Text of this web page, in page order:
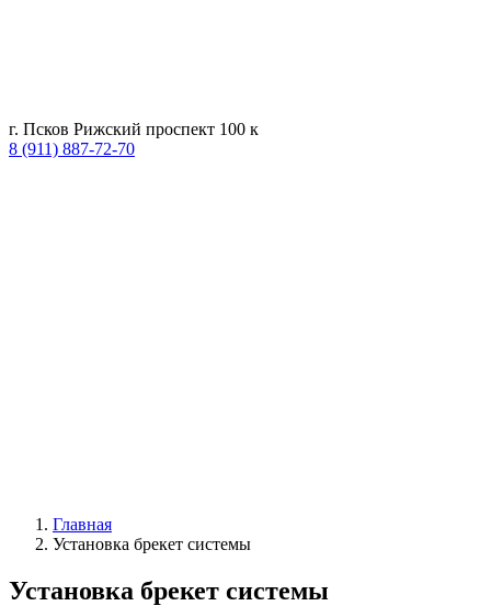
г. Псков Рижский проспект 100 к
8 (911) 887-72-70
Главная
Установка брекет системы
Установка брекет системы